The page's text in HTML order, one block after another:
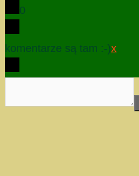
0
komentarze są tam :-)x